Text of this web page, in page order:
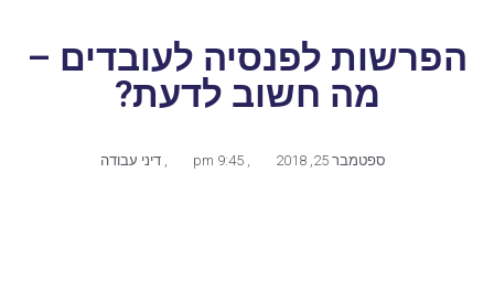
הפרשות לפנסיה לעובדים –
מה חשוב לדעת?
ספטמבר 25, 2018 9:45 pm דיני עבודה